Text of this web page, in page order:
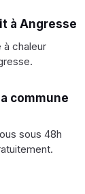
à Angresse
à chaleur
commune
sous 48h